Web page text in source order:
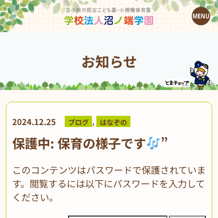
お知らせ
2024.12.25 ブログ , はなぞの
保護中: 保育の様子です ”
このコンテンツはパスワードで保護されていま
す。閲覧するには以下にパスワードを入力して
ください。